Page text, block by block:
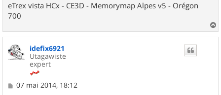
eTrex vista HCx - CE3D - Memorymap Alpes v5 - Orégon
700
a
idefix6921
Utagawiste
expert
M
07 mai 2014, 18:12